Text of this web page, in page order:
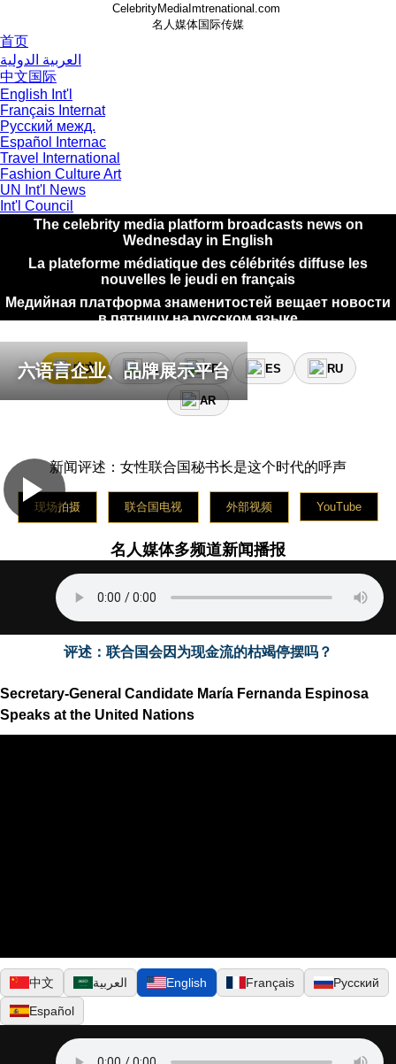
CelebrityMediaImtrenational.com
名人媒体国际传媒
首页
العربية الدولية
中文国际
English Int'l
Français Internat
Русский межд.
Español Internac
Travel International
Fashion Culture Art
UN Int'l News
Int'l Council
منصة وسائل الإعلام المشاهير تبث الأخبار يوم الاثنين باللغة العربي
名人媒体平台星期二使用中文播报新闻
The celebrity media platform broadcasts news on
Wednesday in English
La plateforme médiatique des célébrités diffuse les
nouvelles le jeudi en français
Медийная платформа знаменитостей вещает новости
в пятницу на русском языке
noticias el sábado en español
منصة وسائل الإعلام المشاهير تبث الأخبار يوم الاثنين باللغة العربي
名人媒体平台星期二使用中文播报新闻
La plateforme médiatique des célébrités diffuse les
nouvelles le jeudi en français
Медийная платформа знаменитостей вещает новости
в пятницу на русском языке
La plataforma de medios de celebridades transmite
noticias el sábado en español
六语言企业、品牌展示平台
中文 EN FR ES RU
AR
新闻评述：女性联合国秘书长是这个时代的呼声
现场拍摄 联合国电视 外部视频 YouTube
名人媒体多频道新闻播报
评述：联合国会因为现金流的枯竭停摆吗？
Secretary-General Candidate María Fernanda Espinosa
Speaks at the United Nations
▶
中文 العربية English Français
Русский
Español